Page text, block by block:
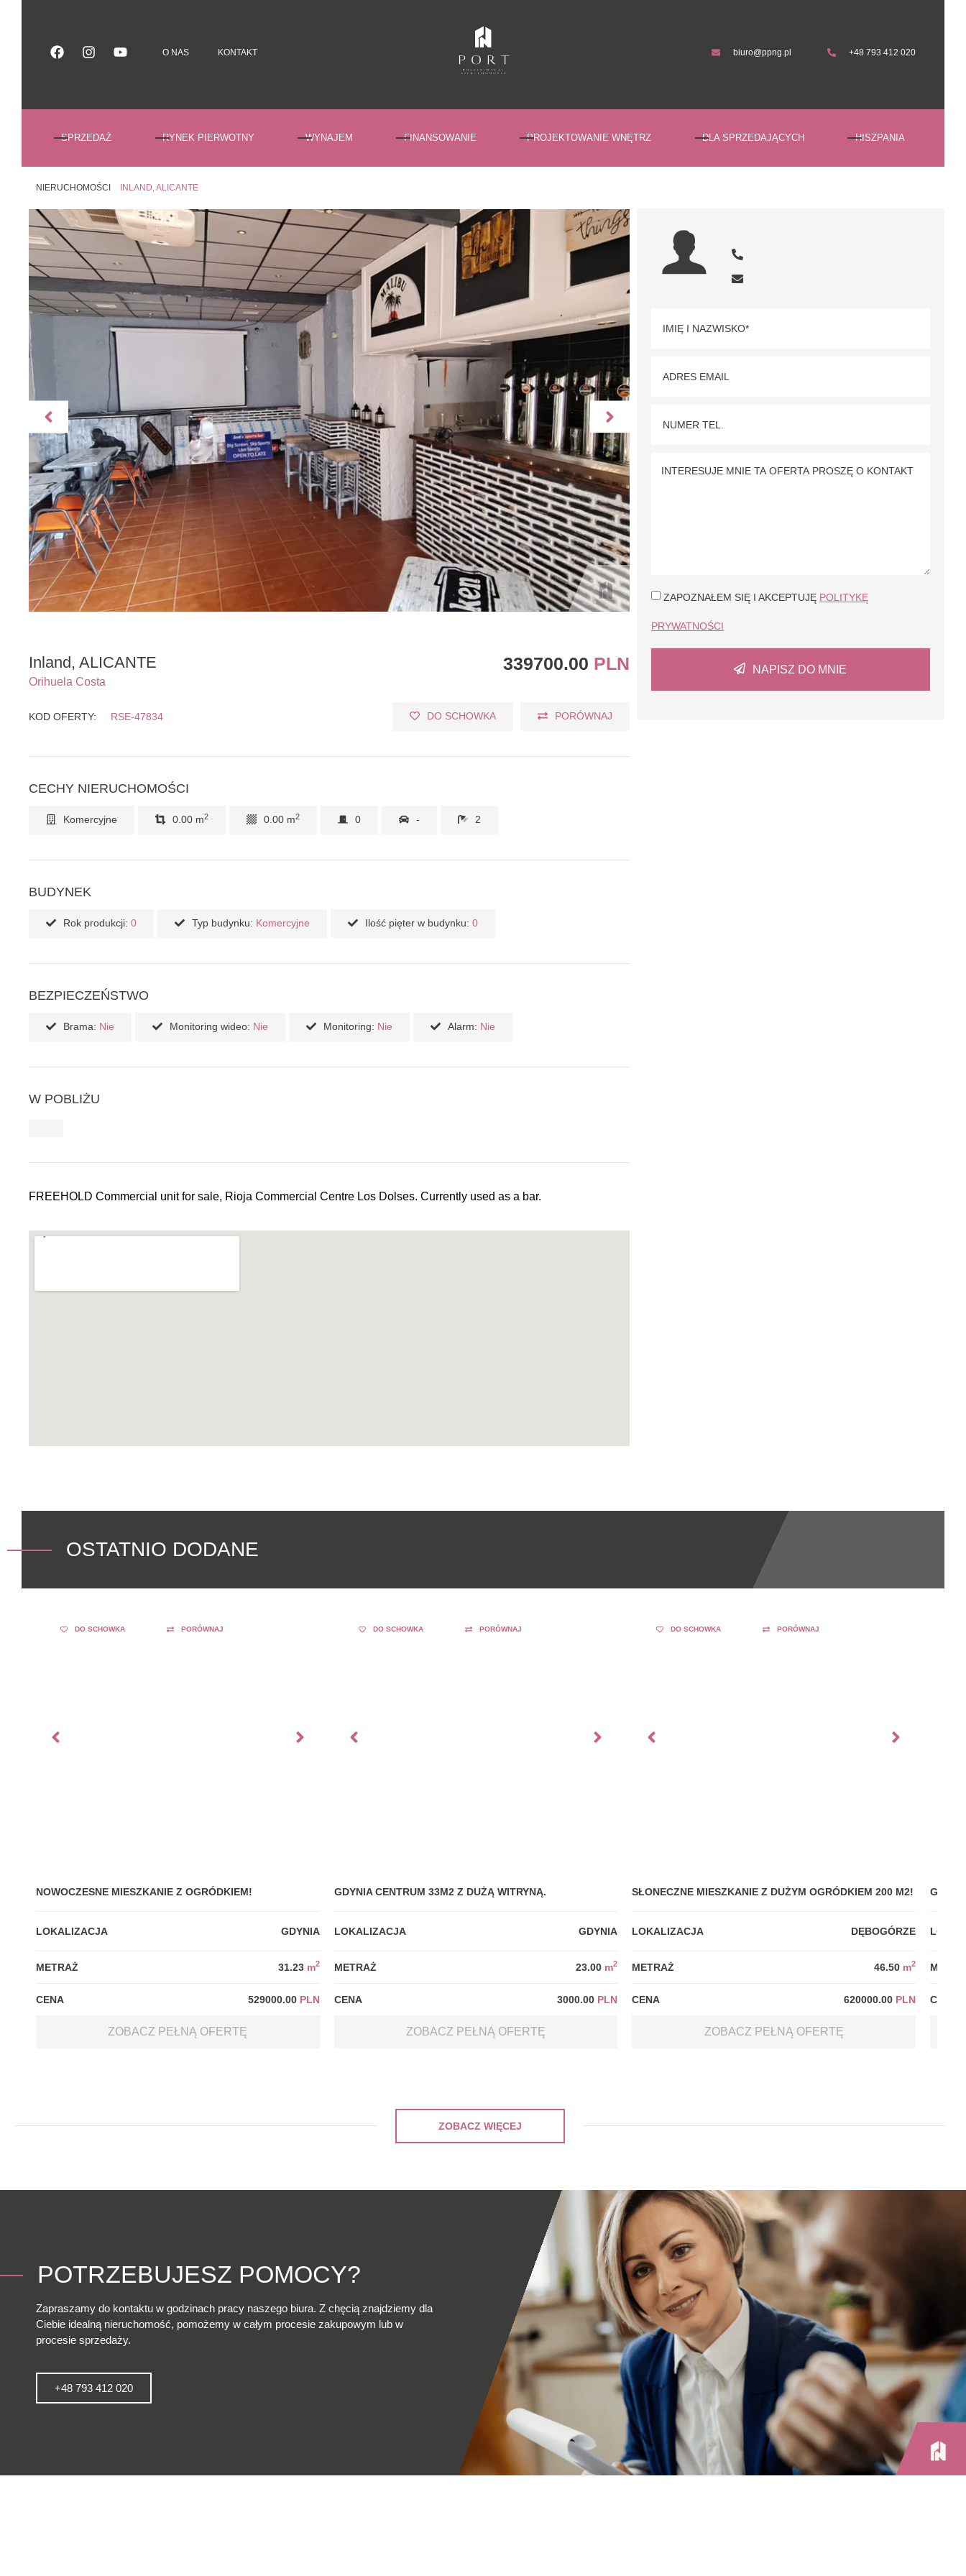
O NAS
KONTAKT biuro@ppng.pl +48 793 412 020
SPRZEDAŻ RYNEK PIERWOTNY WYNAJEM FINANSOWANIE PROJEKTOWANIE WNĘTRZ DLA SPRZEDAJĄCYCH HISZPANIA
NIERUCHOMOŚCI INLAND, ALICANTE
ZAPOZNAŁEM SIĘ I AKCEPTUJĘ POLITYKĘ
PRYWATNOŚCI
NAPISZ DO MNIE
Inland, ALICANTE 339700.00 PLN
Orihuela Costa
KOD OFERTY: RSE-47834 DO SCHOWKA PORÓWNAJ
CECHY NIERUCHOMOŚCI
Komercyjne 0.00 m2 0.00 m2 0 - 2
BUDYNEK
Rok produkcji: 0 Typ budynku: Komercyjne Ilość pięter w budynku: 0
BEZPIECZEŃSTWO
Brama: Nie Monitoring wideo: Nie Monitoring: Nie Alarm: Nie
W POBLIŻU
FREEHOLD Commercial unit for sale, Rioja Commercial Centre Los Dolses. Currently used as a bar.
OSTATNIO DODANE
DO SCHOWKA PORÓWNAJ
NOWOCZESNE MIESZKANIE Z OGRÓDKIEM!
LOKALIZACJA GDYNIA
METRAŻ 31.23 m2
CENA 529000.00 PLN
ZOBACZ PEŁNĄ OFERTĘ
DO SCHOWKA PORÓWNAJ
GDYNIA CENTRUM 33M2 Z DUŻĄ WITRYNĄ.
LOKALIZACJA GDYNIA
METRAŻ 23.00 m2
CENA 3000.00 PLN
ZOBACZ PEŁNĄ OFERTĘ
DO SCHOWKA PORÓWNAJ
SŁONECZNE MIESZKANIE Z DUŻYM OGRÓDKIEM 200 M2!
LOKALIZACJA DĘBOGÓRZE
METRAŻ 46.50 m2
CENA 620000.00 PLN
ZOBACZ PEŁNĄ OFERTĘ
CENA
ZOBACZ WIĘCEJ
POTRZEBUJESZ POMOCY?
Zapraszamy do kontaktu w godzinach pracy naszego biura. Z chęcią znajdziemy dla
Ciebie idealną nieruchomość, pomożemy w całym procesie zakupowym lub w
procesie sprzedaży.
+48 793 412 020